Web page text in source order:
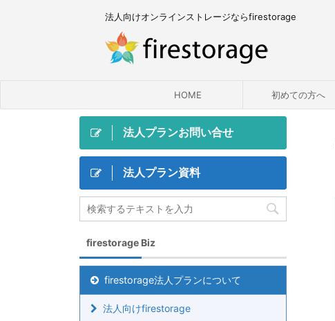
法人向けオンラインストレージならfirestorage
HOME 初めての方へ
法人プランお問い合せ
法人プラン資料
firestorage Biz
firestorage法人プランについて
法人向けfirestorage